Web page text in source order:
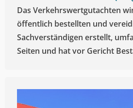
Das Verkehrswertgutachten
öffentlich bestellten und
Sachverständigen erstellt,
Seiten und hat vor Gericht